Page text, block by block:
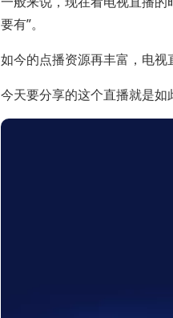
要有”。
如今的点播资源再丰富，电视
今天要分享的这个直播就是